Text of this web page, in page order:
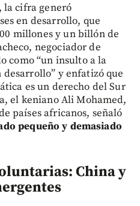
la cifra generó
en desarrollo, que
millones y un billón de
negociador de
como “un insulto a la
desarrollo” y enfatizó que
es un derecho del Sur
el keniano Ali Mohamed,
países africanos, señaló
pequeño y demasiado
China y